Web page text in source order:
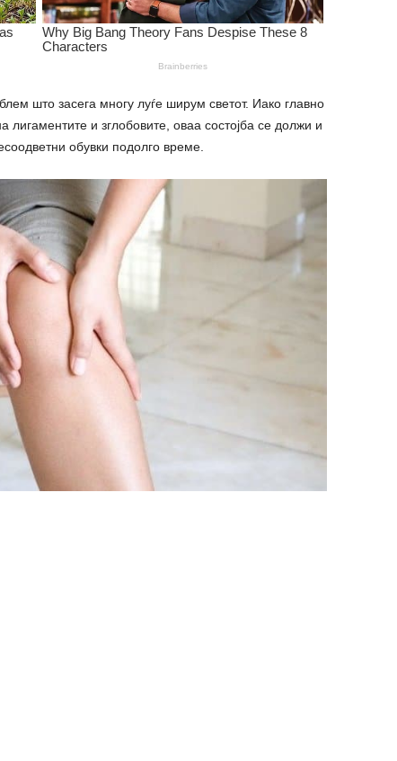
што засега многу луѓе ширум светот. Иако главно
лигаментите и зглобовите, оваа состојба се должи и
обувки подолго време.